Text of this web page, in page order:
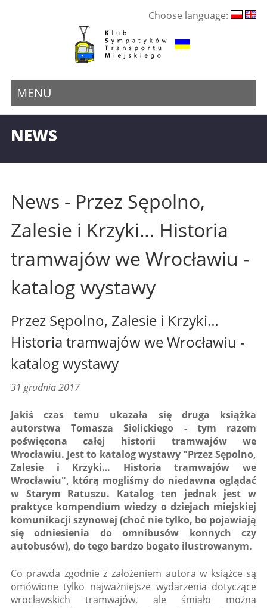
Choose language:
MENU
NEWS
News - Przez Sępolno,
Zalesie i Krzyki… Historia
tramwajów we Wrocławiu -
katalog wystawy
Przez Sępolno, Zalesie i Krzyki…
Historia tramwajów we Wrocławiu -
katalog wystawy
31 grudnia 2017
Jakiś czas temu ukazała się druga książka
autorstwa Tomasza Sielickiego - tym razem
poświęcona całej historii tramwajów we
Wrocławiu. Jest to katalog wystawy "Przez Sępolno,
Zalesie i Krzyki… Historia tramwajów we
Wrocławiu", którą mogliśmy do niedawna oglądać
w Starym Ratuszu. Katalog ten jednak jest w
praktyce kompendium wiedzy o dziejach miejskiej
komunikacji szynowej (choć nie tylko, bo pojawiają
się odniesienia do omnibusów konnych czy
autobusów), do tego bardzo bogato ilustrowanym.
Co prawda zgodnie z założeniem autora w książce są
omówione tylko najważniejsze wydarzenia dotyczące
wrocławskich tramwajów, ale śmiało można